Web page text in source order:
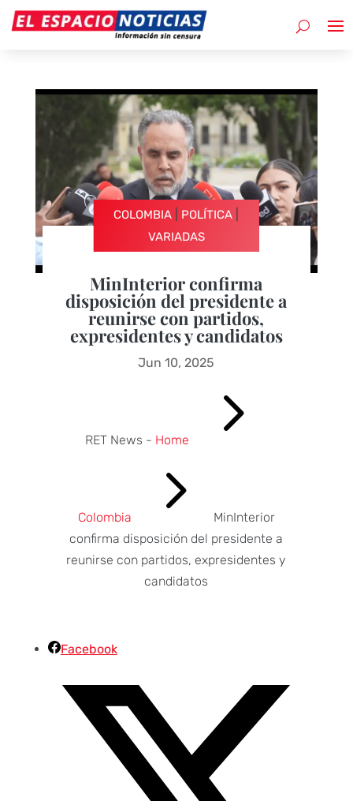
COLOMBIA POLÍTICA
VARIADAS
MinInterior confirma
disposición del presidente a
reunirse con partidos,
expresidentes y candidatos
Jun 10, 2025
RET News - Home 5
Colombia 5
MinInterior
confirma disposición del presidente a
reunirse con partidos, expresidentes y
candidatos
Facebook